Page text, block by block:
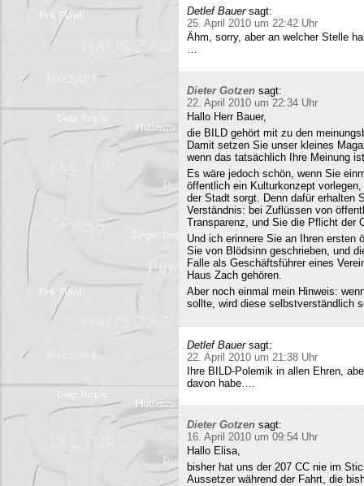
Detlef Bauer sagt:
25. April 2010 um 22:42 Uhr
Ähm, sorry, aber an welcher Stelle
…
Dieter Gotzen sagt:
22. April 2010 um 22:34 Uhr
Hallo Herr Bauer,
die BILD gehört mit zu den
Damit setzen Sie unser kleines
wenn das tatsächlich Ihre Meinung
Es wäre jedoch schön, wenn Sie
öffentlich ein Kulturkonzept
der Stadt sorgt. Denn dafür erhalten
Verständnis: bei Zuflüssen von
Transparenz, und Sie die Pflicht der
Und ich erinnere Sie an Ihren ersten
Sie von Blödsinn geschrieben, und
Falle als Geschäftsführer eines
Haus Zach gehören.
Aber noch einmal mein Hinweis:
sollte, wird diese selbstverständlich
Detlef Bauer sagt:
22. April 2010 um 21:38 Uhr
Ihre BILD-Polemik in allen Ehren,
davon habe….
Dieter Gotzen sagt:
16. April 2010 um 09:54 Uhr
Hallo Elisa,
bisher hat uns der 207 CC nie im
Aussetzer während der Fahrt, die